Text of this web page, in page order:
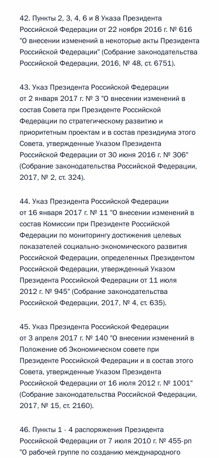
42. Пункты 2, 3, 4, 6 и 8 Указа Президента
Российской Федерации от 22 ноября 2016 г. № 616
"О внесении изменений в некоторые акты Президента
Российской Федерации" (Собрание законодательства
Российской Федерации, 2016, № 48, ст. 6751).
43. Указ Президента Российской Федерации
от 2 января 2017 г. № 3 "О внесении изменений в
состав Совета при Президенте Российской
Федерации по стратегическому развитию и
приоритетным проектам и в состав президиума этого
Совета, утвержденные Указом Президента
Российской Федерации от 30 июня 2016 г. № 306"
(Собрание законодательства Российской Федерации,
2017, № 2, ст. 324).
44. Указ Президента Российской Федерации
от 16 января 2017 г. № 11 "О внесении изменений в
состав Комиссии при Президенте Российской
Федерации по мониторингу достижения целевых
показателей социально-экономического развития
Российской Федерации, определенных Президентом
Российской Федерации, утвержденный Указом
Президента Российской Федерации от 11 июля
2012 г. № 945" (Собрание законодательства
Российской Федерации, 2017, № 4, ст. 635).
45. Указ Президента Российской Федерации
от 3 апреля 2017 г. № 140 "О внесении изменений в
Положение об Экономическом совете при
Президенте Российской Федерации и в состав этого
Совета, утвержденные Указом Президента
Российской Федерации от 16 июля 2012 г. № 1001"
(Собрание законодательства Российской Федерации,
2017, № 15, ст. 2160).
46. Пункты 1 - 4 распоряжения Президента
Российской Федерации от 7 июля 2010 г. № 455-рп
"О рабочей группе по созданию международного